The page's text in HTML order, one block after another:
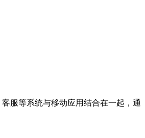
服等系统与移动应用结合在一起，通